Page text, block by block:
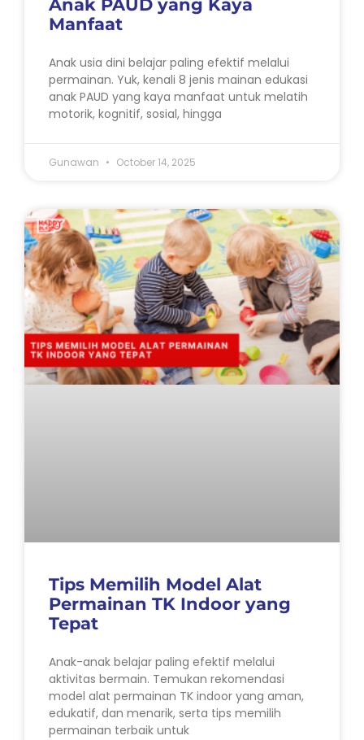
Anak PAUD yang Kaya
Manfaat
Anak usia dini belajar paling efektif melalui
permainan. Yuk, kenali 8 jenis mainan edukasi
anak PAUD yang kaya manfaat untuk melatih
motorik, kognitif, sosial, hingga
Gunawan October 14, 2025
Tips Memilih Model Alat
Permainan TK Indoor yang
Tepat
Anak-anak belajar paling efektif melalui
aktivitas bermain. Temukan rekomendasi
model alat permainan TK indoor yang aman,
edukatif, dan menarik, serta tips memilih
permainan terbaik untuk